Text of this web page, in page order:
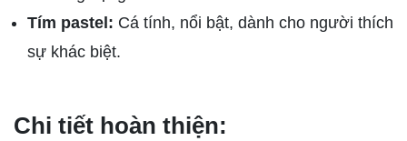
Tím pastel: Cá tính, nổi bật, dành cho người thích
sự khác biệt.
Chi tiết hoàn thiện: